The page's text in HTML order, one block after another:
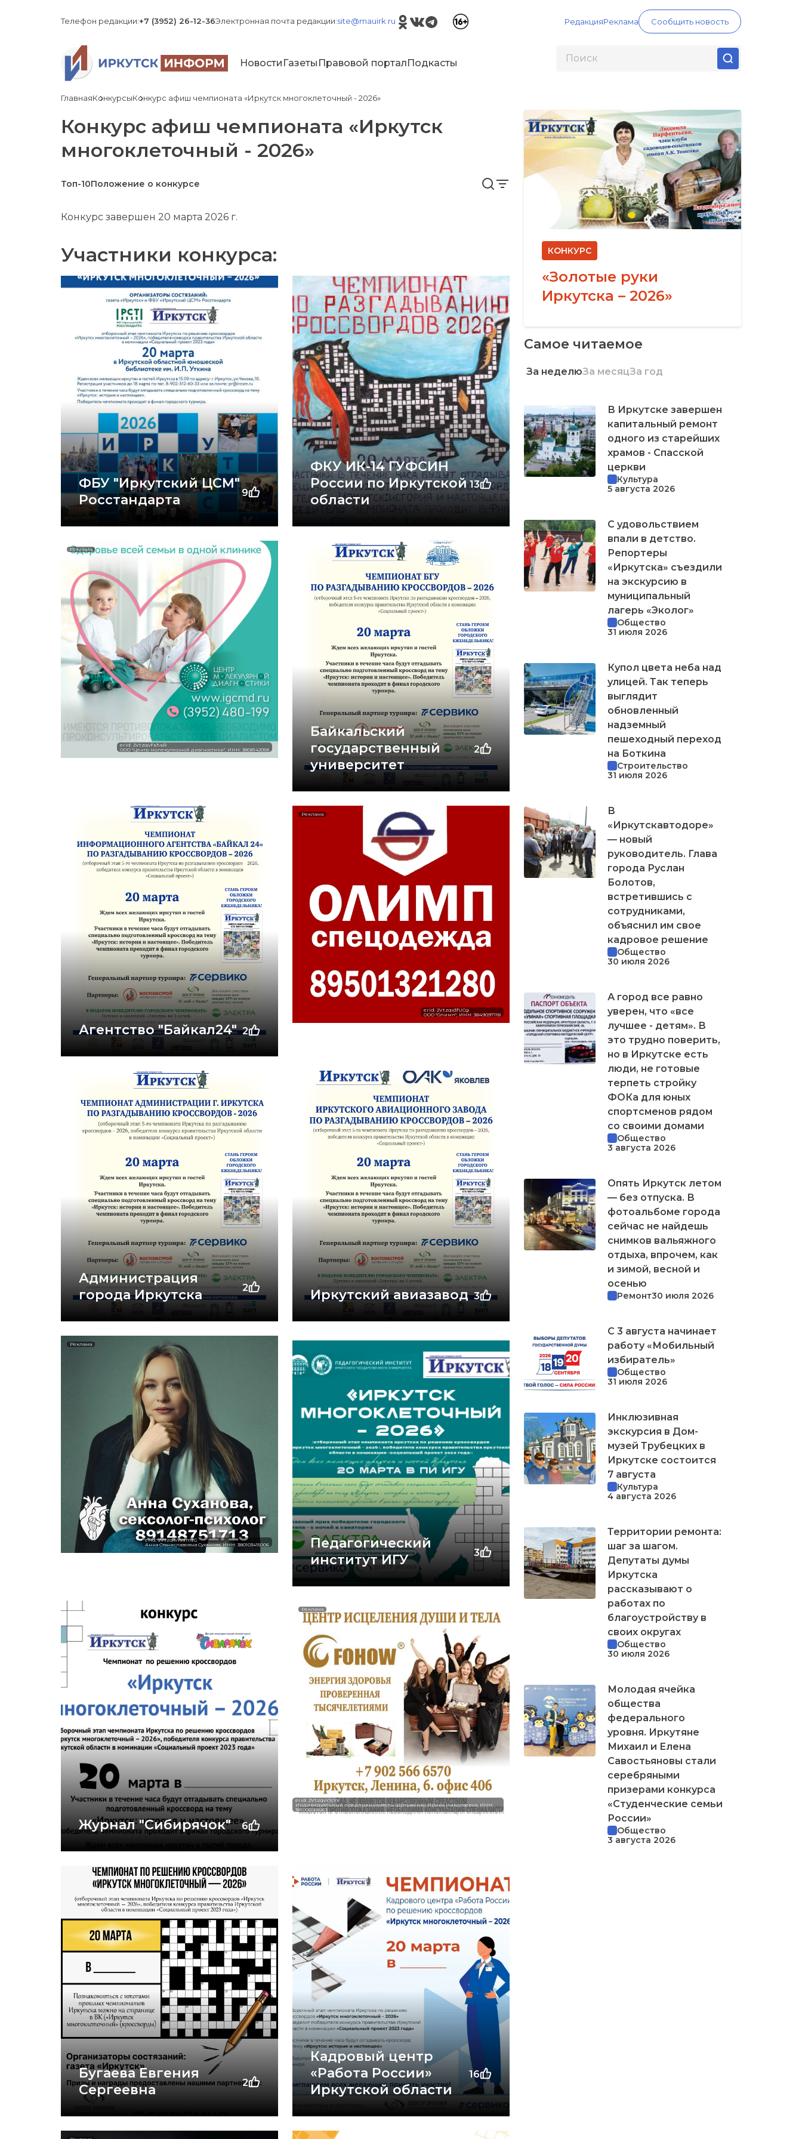
Телефон редакции:+7 (3952) 26-12-36Электронная почта редакции:site@mauirk.ru РедакцияРеклама Сообщить новость
Новости Газеты Правовой портал Подкасты
ГлавнаяКонкурсыКонкурс афиш чемпионата «Иркутск многоклеточный - 2026»
Конкурс афиш чемпионата «Иркутск
многоклеточный - 2026»
Топ-10Положение о конкурсе
Конкурс завершен 20 марта 2026 г.
Участники конкурса:
ФБУ "Иркутский ЦСМ"
Росстандарта
9
ФКУ ИК-14 ГУФСИН
России по Иркутской
области
13
Реклама
erid: 2VtzqvFshsR
ООО "Центр молекулярной диагностики", ИНН: 3808142058
Байкальский
государственный
университет
2
Агентство "Байкал24" 2
Реклама
erid: 2Vtzqx3fUCg
ООО "Олимп", ИНН: 3849097118
Администрация
города Иркутска
2 Иркутский авиазавод 3
Реклама
erid: 2VtzqwWamzG
Анна Станиславовна Суханова, ИНН: 380103415006
Педагогический
институт ИГУ
3
Журнал "Сибирячок" 6
Реклама
erid: 2VtzqvYJcYx
Индивидуальный предприниматель Шульженко Ирина Николаевна, ИНН:
381006568263
Бугаева Евгения
Сергеевна
2
Кадровый центр
«Работа России»
Иркутской области
16
КОНКУРС
«Золотые руки
Иркутска – 2026»
Самое читаемое
За неделюЗа месяцЗа год
В Иркутске завершен
капитальный ремонт
одного из старейших
храмов - Спасской
церкви
Культура
5 августа 2026
С удовольствием
впали в детство.
Репортеры
«Иркутска» съездили
на экскурсию в
муниципальный
лагерь «Эколог»
Общество
31 июля 2026
Купол цвета неба над
улицей. Так теперь
выглядит
обновленный
надземный
пешеходный переход
на Боткина
Строительство
31 июля 2026
В
«Иркутскавтодоре»
— новый
руководитель. Глава
города Руслан
Болотов,
встретившись с
сотрудниками,
объяснил им свое
кадровое решение
Общество
30 июля 2026
А город все равно
уверен, что «все
лучшее - детям». В
это трудно поверить,
но в Иркутске есть
люди, не готовые
терпеть стройку
ФОКа для юных
спортсменов рядом
со своими домами
Общество
3 августа 2026
Опять Иркутск летом
— без отпуска. В
фотоальбоме города
сейчас не найдешь
снимков вальяжного
отдыха, впрочем, как
и зимой, весной и
осенью
Ремонт30 июля 2026
С 3 августа начинает
работу «Мобильный
избиратель»
Общество
31 июля 2026
Инклюзивная
экскурсия в Дом-
музей Трубецких в
Иркутске состоится
7 августа
Культура
4 августа 2026
Территории ремонта:
шаг за шагом.
Депутаты думы
Иркутска
рассказывают о
работах по
благоустройству в
своих округах
Общество
30 июля 2026
Молодая ячейка
общества
федерального
уровня. Иркутяне
Михаил и Елена
Савостьяновы стали
серебряными
призерами конкурса
«Студенческие семьи
России»
Общество
3 августа 2026